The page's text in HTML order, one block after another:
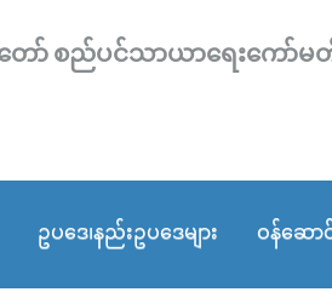
ော် စည်ပင်သာယာရေးကော်မ
ဥပဒေ၊နည်းဥပဒေများ ဝန်ဆောင်